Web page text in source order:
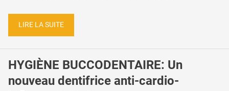
LIRE LA SUITE
HYGIÈNE BUCCODENTAIRE: Un
nouveau dentifrice anti-cardio-